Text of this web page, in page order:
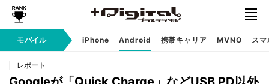
モバイル iPhone Android 携帯キャリア MVNO ス
レポート